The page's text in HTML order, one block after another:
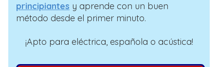
principiantes y aprende con un buen
método desde el primer minuto.
¡Apto para eléctrica, española o acústica!